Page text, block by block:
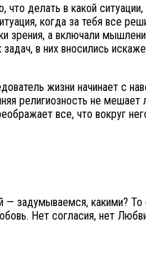
что делать в какой
когда за тебя все
зрения, а включали
в них вносились
жизни начинает с
религиозность не
все, что вокруг
задумываемся, какими? То
Нет согласия, нет